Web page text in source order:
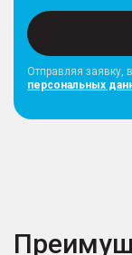
Отправляя заявку,
персональных